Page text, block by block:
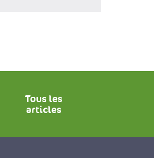
Tous les
articles